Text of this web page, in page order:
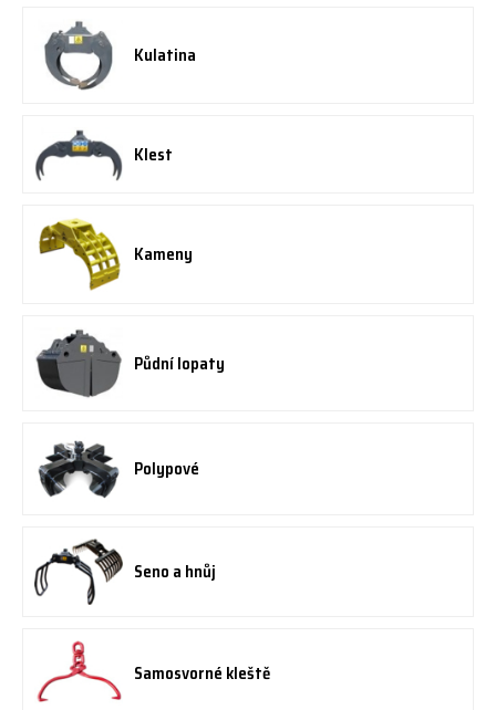
Kulatina
Klest
Kameny
Půdní lopaty
Polypové
Seno a hnůj
Samosvorné kleště